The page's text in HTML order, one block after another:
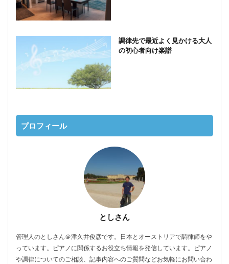
調律先で最近よく見かける大人
の初心者向け楽譜
プロフィール
としさん
管理人のとしさん＠津久井俊彦です。日本とオーストリアで調律師をや
っています。ピアノに関係するお役立ち情報を発信しています。ピアノ
や調律についてのご相談、記事内容へのご質問などお気軽にお問い合わ